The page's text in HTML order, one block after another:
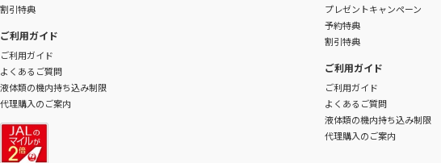
割引特典
ご利用ガイド
ご利用ガイド
よくあるご質問
液体類の機内持ち込み制限
代理購入のご案内
プレゼントキャンペーン
予約特典
割引特典
ご利用ガイド
ご利用ガイド
よくあるご質問
液体類の機内持ち込み制限
代理購入のご案内